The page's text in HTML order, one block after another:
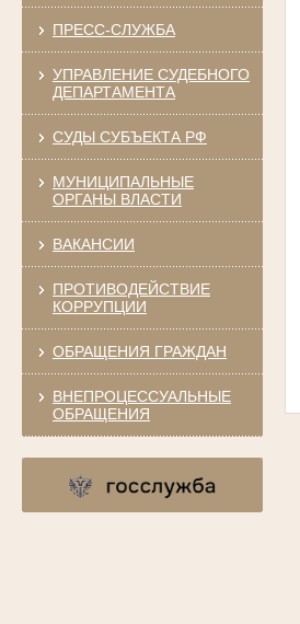
ПРЕСС-СЛУЖБА
УПРАВЛЕНИЕ СУДЕБНОГО
ДЕПАРТАМЕНТА
СУДЫ СУБЪЕКТА РФ
МУНИЦИПАЛЬНЫЕ
ОРГАНЫ ВЛАСТИ
ВАКАНСИИ
ПРОТИВОДЕЙСТВИЕ
КОРРУПЦИИ
ОБРАЩЕНИЯ ГРАЖДАН
ВНЕПРОЦЕССУАЛЬНЫЕ
ОБРАЩЕНИЯ